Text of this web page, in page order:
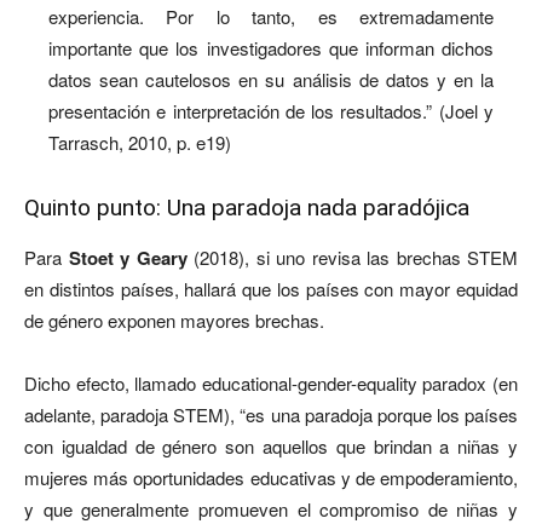
experiencia. Por lo tanto, es extremadamente
importante que los investigadores que informan dichos
datos sean cautelosos en su análisis de datos y en la
presentación e interpretación de los resultados.” (Joel y
Tarrasch, 2010, p. e19)
Quinto punto: Una paradoja nada paradójica
Para Stoet y Geary(2018), si uno revisa las brechas STEM
en distintos países, hallará que los países con mayor equidad
de género exponen mayores brechas.
Dicho efecto, llamado educational-gender-equality paradox (en
adelante, paradoja STEM), “es una paradoja porque los países
con igualdad de género son aquellos que brindan a niñas y
mujeres más oportunidades educativas y de empoderamiento,
y que generalmente promueven el compromiso de niñas y